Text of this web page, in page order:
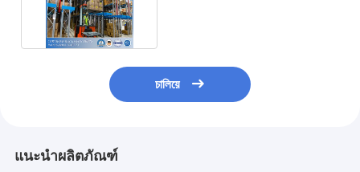
চালিয়ে
แนะนำผลิตภัณฑ์